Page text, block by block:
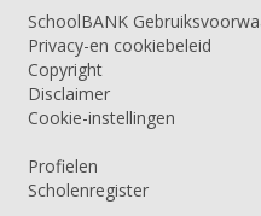
SchoolBANK
Privacy-en cookiebeleid
Copyright
Disclaimer
Cookie-instellingen
Profielen
Scholenregister